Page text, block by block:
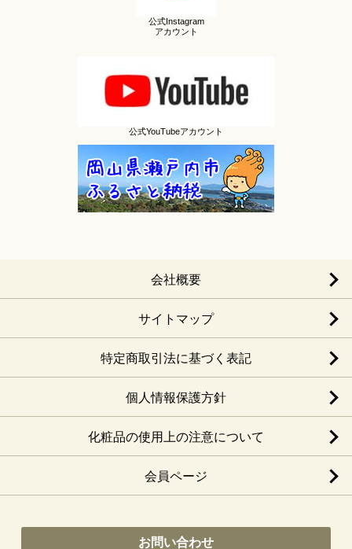
公式Instagram
アカウント
公式YouTubeアカウント
会社概要
サイトマップ
特定商取引法に基づく表記
個人情報保護方針
化粧品の使用上の注意について
会員ページ
お問い合わせ